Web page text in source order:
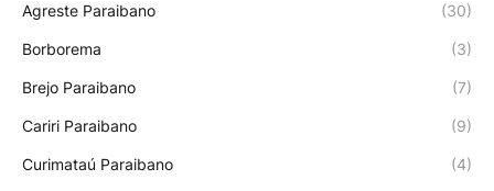
Agreste Paraibano (30)
Borborema (3)
Brejo Paraibano (7)
Cariri Paraibano (9)
Curimataú Paraibano (4)